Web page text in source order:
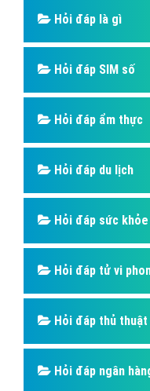
Hỏi đáp là gì
Hỏi đáp SIM số
Hỏi đáp ẩm thực
Hỏi đáp du lịch
Hỏi đáp sức khỏe
Hỏi đáp tử vi
Hỏi đáp thủ
Hỏi đáp ngân